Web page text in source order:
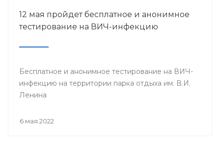
12 мая пройдет бесплатное и анонимное
тестирование на ВИЧ-инфекцию
Бесплатное и анонимное тестирование на ВИЧ-
инфекцию на территории парка отдыха им. В.И.
Ленина
6 мая 2022